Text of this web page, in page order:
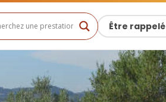
Être rappelé